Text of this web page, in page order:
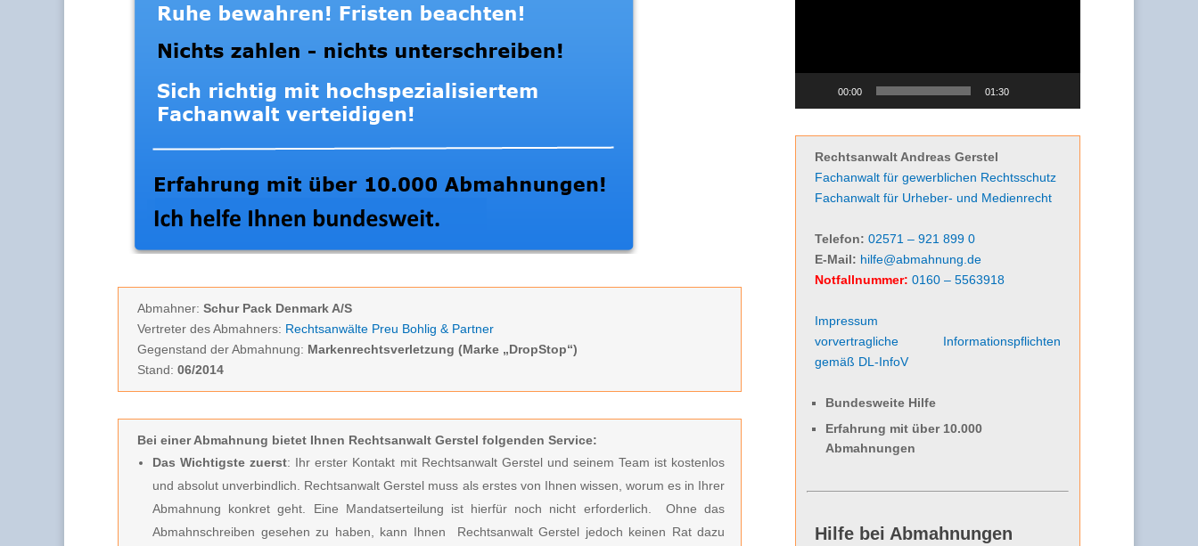
Abmahner: Schur Pack Denmark A/S
Vertreter des Abmahners: Rechtsanwälte Preu Bohlig & Partner
Gegenstand der Abmahnung: Markenrechtsverletzung (Marke „DropStop“)
Stand: 06/2014
Bei einer Abmahnung bietet Ihnen Rechtsanwalt Gerstel folgenden Service:
Das Wichtigste zuerst: Ihr erster Kontakt mit Rechtsanwalt Gerstel und seinem Team ist kostenlos
und absolut unverbindlich. Rechtsanwalt Gerstel muss als erstes von Ihnen wissen, worum es in Ihrer
Abmahnung konkret geht. Eine Mandatserteilung ist hierfür noch nicht erforderlich.
Ohne das
Abmahnschreiben gesehen zu haben, kann Ihnen Rechtsanwalt Gerstel jedoch keinen Rat dazu
00:00 01:30
Rechtsanwalt Andreas Gerstel
Fachanwalt für gewerblichen Rechtsschutz
Fachanwalt für Urheber- und Medienrecht
Telefon: 02571 – 921 899 0
E-Mail: hilfe@abmahnung.de
Notfallnummer: 0160 – 5563918
Impressum
vorvertragliche Informationspflichten
gemäß DL-InfoV
Bundesweite Hilfe
Erfahrung mit über 10.000
Abmahnungen
Hilfe bei Abmahnungen